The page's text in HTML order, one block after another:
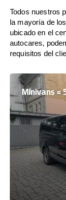
Todos nuestros
la mayoría de
ubicado en el
autocares,
requisitos del
Minivans =